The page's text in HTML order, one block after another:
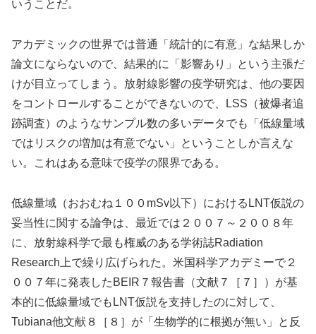
いうことだ。
アカデミックの世界では普通「統計的に有意」な結果しか
論文にならないので、結果的に「影響あり」という主張だ
けが目立ってしまう。放射線影響の疫学研究は、他の要因
をコントロールすることができないので、LSS（被爆者追
跡調査）のようなサンプル数の多いデータでも「低線量域
ではリスクの増加は有意でない」ということしか言えな
い。これはある意味で疫学の限界である。
低線量域（おおむね１００mSv以下）におけるLNT仮説の
妥当性に関する論争は、最近では２００７～２００８年
に、放射線科学で最も権威のある学術誌Radiation
Research上で繰り広げられた。米国科学アカデミーで２
００７年に発表したBEIR７報告書（文献７［７］）が基
本的に低線量域でもLNT仮説を支持したのに対して、
Tubiana他文献８［８］が「生物学的に根拠が無い」と反